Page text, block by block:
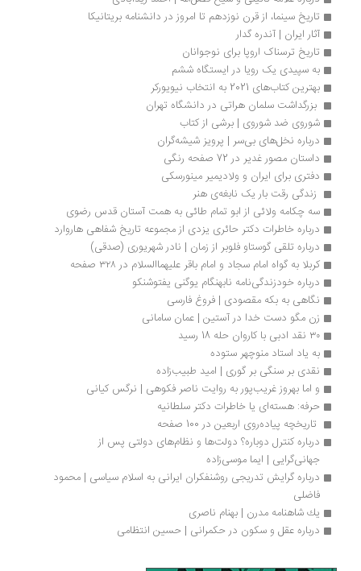
تاریخ سینما، از قرن نوزدهم تا امروز در دانشنامه بریتانیکا
آثار ایران | آندره گدار
تاریخ ترسناک اروپا برای نوجوانان
به سپیدی یک رویا در ایستگاه ششم
بهترین کتاب‌های 2021 به انتخاب نیویورکر
بزرگداشت سلمان هراتی در دانشگاه تهران
شوروی ضد شوروی | برشی از کتاب
درباره نخل‌های بی‌سر | پرویز شیشه‌گران
داستان مصور غدیر در 72 صفحه رنگی
دفتری برای ایران و ولادیمیر مینورسکی
زندگی رقت بار یک نابغه‌ی هنر
سه چکامه ولائی از ابو تمام طائی به همت آستان قدس رضوی
درباره خاطرات دکتر حائری یزدی از مجموعه تاریخ شفاهی هاروارد
درباره تلقی گوستاو فلوبر از زمان | نادر شهریوری (صدقی)
کربلا به گواه امام سجاد و امام باقر علیهماالسلام در ۳۲۸ صفحه
درباره خودزندگی‌نامه نابهنگام یوگنی یفتوشنکو
نگاهی به بکه مقصودی | فروغ فارسی
زن مگو دست خدا در آستین | عمان سامانی
به یاد استاد منوچهر ستوده
نقدی بر سنگی بر گوری | امید طبیب‌زاده
و اما بهروز غریب‌پور به روایت ناصر فکوهی | نرگس کیانی
حرفه: هسته‌ای یا خاطرات دکتر سلطانیه
تاریخچه پیاده‌روی اربعین در 100 صفحه
درباره کنترل دوباره؟ دولت‌ها و نظام‌های دولتی پس از
جهانی‌گرایی | ایما موسی‌زاده
يك شاهنامه مدرن | بهنام ناصری
درباره عقل و سکون در حکمرانی | حسین انتظامی